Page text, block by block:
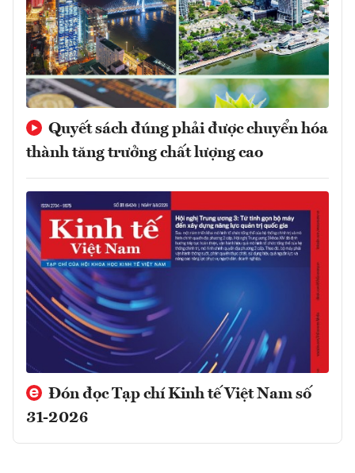
Quyết sách đúng phải được chuyển hóa
thành tăng trưởng chất lượng cao
Đón đọc Tạp chí Kinh tế Việt Nam số
31-2026